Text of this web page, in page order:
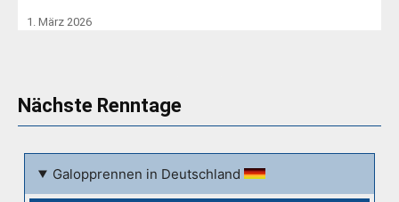
1. März 2026
Nächste Renntage
Galopprennen in Deutschland